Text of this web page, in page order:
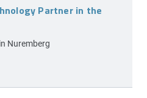
Partner in the
Nuremberg